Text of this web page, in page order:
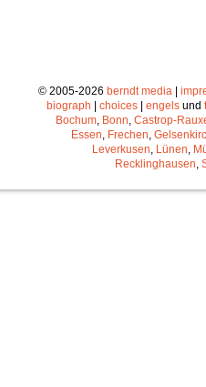
© 2005-2026 berndt media |
biograph | choices | engels und
Bochum Bonn Castrop-
Essen Frechen
Leverkusen Lünen
Recklinghausen